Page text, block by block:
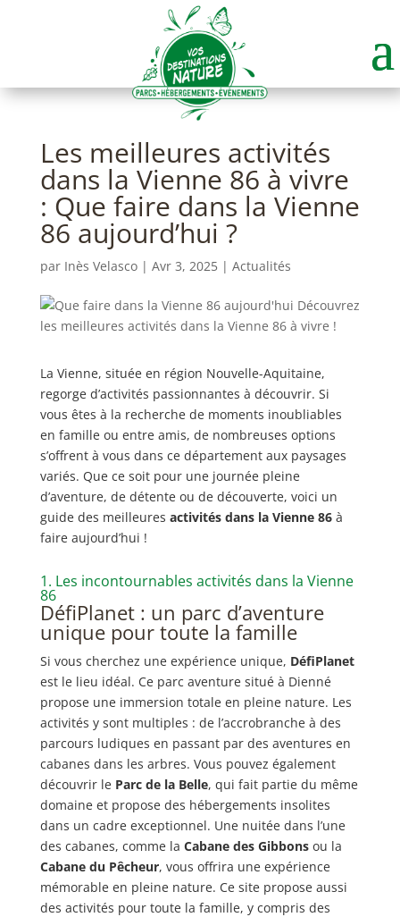
Les meilleures activités
dans la Vienne 86 à vivre
: Que faire dans la Vienne
86 aujourd’hui ?
par Inès Velasco| Avr 3, 2025| Actualités
La Vienne, située en région Nouvelle-Aquitaine,
regorge d’activités passionnantes à découvrir. Si
vous êtes à la recherche de moments inoubliables
en famille ou entre amis, de nombreuses options
s’offrent à vous dans ce département aux paysages
variés. Que ce soit pour une journée pleine
d’aventure, de détente ou de découverte, voici un
guide des meilleures activités dans la Vienne 86à
faire aujourd’hui !
1. Les incontournables activités dans la Vienne
86
DéfiPlanet : un parc d’aventure
unique pour toute la famille
Si vous cherchez une expérience unique, DéfiPlanet
est le lieu idéal. Ce parc aventure situé à Dienné
propose une immersion totale en pleine nature. Les
activités y sont multiples : de l’accrobranche à des
parcours ludiques en passant par des aventures en
cabanes dans les arbres. Vous pouvez également
découvrir le Parc de la Belle, qui fait partie du même
domaine et propose des hébergements insolites
dans un cadre exceptionnel. Une nuitée dans l’une
des cabanes, comme la Cabane des Gibbonsou la
Cabane du Pêcheur, vous offrira une expérience
mémorable en pleine nature. Ce site propose aussi
des activités pour toute la famille, y compris des